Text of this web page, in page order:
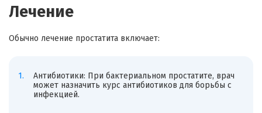
Лечение
Обычно лечение простатита включает:
Антибиотики: При бактериальном простатите, врач
может назначить курс антибиотиков для борьбы с
инфекцией.